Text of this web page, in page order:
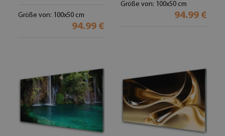
Größe von: 100x50 cm
94.99 €
Größe von: 100x50 cm
94.99 €